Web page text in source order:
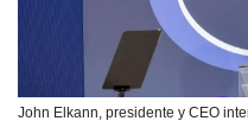
John Elkann, presidente y CEO